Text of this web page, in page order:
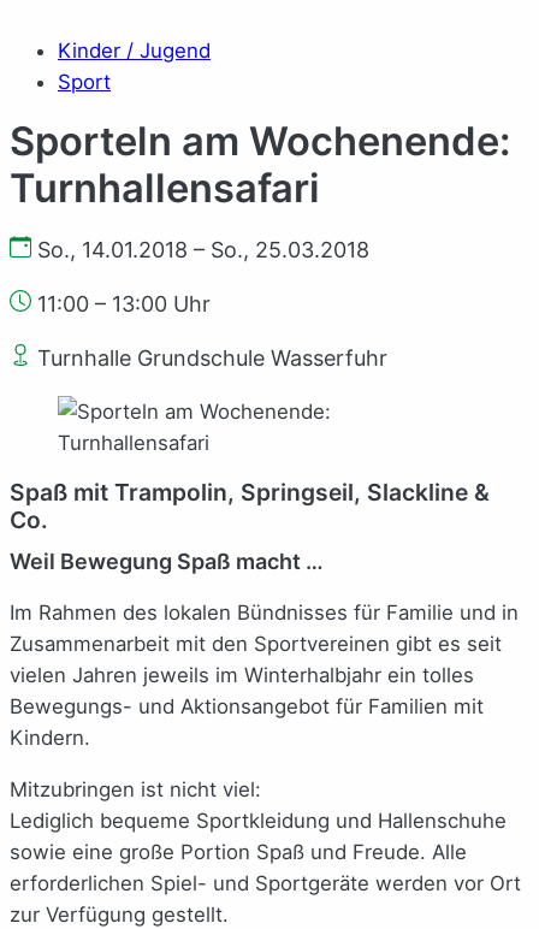
Kinder / Jugend
Sport
Sporteln am Wochenende:
Turnhallensafari
So., 14.01.2018 – So., 25.03.2018
11:00 – 13:00 Uhr
Turnhalle Grundschule Wasserfuhr
Spaß mit Trampolin, Springseil, Slackline &
Co.
Weil Bewegung Spaß macht …
Im Rahmen des lokalen Bündnisses für Familie und in
Zusammenarbeit mit den Sportvereinen gibt es seit
vielen Jahren jeweils im Winterhalbjahr ein tolles
Bewegungs- und Aktionsangebot für Familien mit
Kindern.
Mitzubringen ist nicht viel:
Lediglich bequeme Sportkleidung und Hallenschuhe
sowie eine große Portion Spaß und Freude. Alle
erforderlichen Spiel- und Sportgeräte werden vor Ort
zur Verfügung gestellt.